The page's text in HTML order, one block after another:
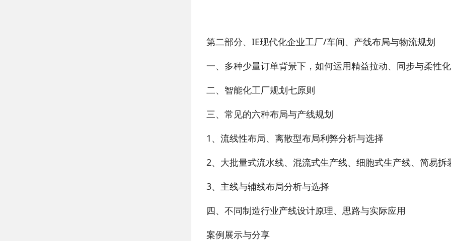
第二部分、IE现代化企业工厂/车间、产线布局与物流规划
一、多种少量订单背景下，如何运用精益拉动、同步与柔性
二、智能化工厂规划七原则
三、常见的六种布局与产线规划
1、流线性布局、离散型布局利弊分析与选择
2、大批量式流水线、混流式生产线、细胞式生产线、简易
3、主线与辅线布局分析与选择
四、不同制造行业产线设计原理、思路与实际应用
案例展示与分享